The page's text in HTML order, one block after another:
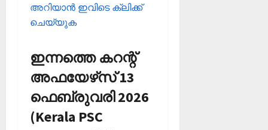
അറിയാന്‍ ഇവിടെ ക്ലിക്ക്
ചെയ്യുക
ഇന്നത്തെ കറന്റ്
അഫയേഴ്‌സ് 13
ഫെബ്രുവരി 2026
(Kerala PSC